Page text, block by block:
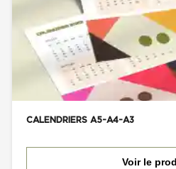
CALENDRIERS A5-A4-A3
Voir le